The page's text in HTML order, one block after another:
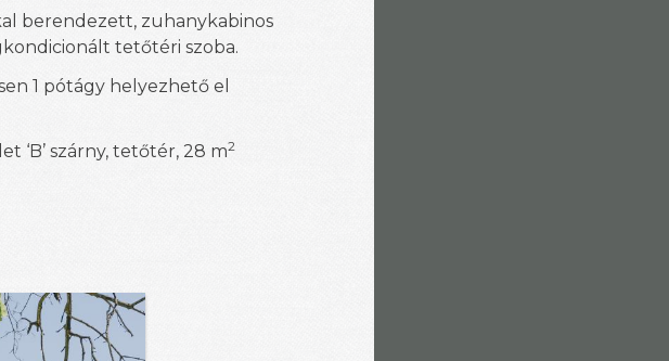
berendezett, zuhanykabinos
tetőtéri szoba.
1 pótágy helyezhető el
‘B’ szárny, tetőtér, 28 m2